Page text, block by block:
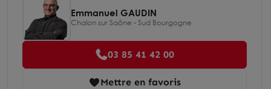
Emmanuel GAUDIN
Chalon sur Saône - Sud Bourgogne
03 85 41 42 00
Mettre en favoris